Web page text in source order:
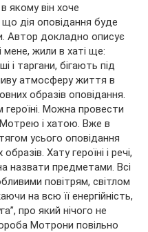
якому він хоче
дія оповідання буде
Автор докладно описує
жили в хаті ще:
і таргани, бігають під
атмосферу життя в
образів оповідання.
героїні. Можна провести
і хатою. Вже в
усього оповідання
Хату героїні і речі,
назвати предметами. Всі
повітрям, світлом
на всю її енергійність,
про який нічого не
Мотрони повільно